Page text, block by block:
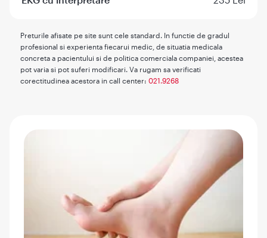
Preturile afisate pe site sunt cele standard. In functie de gradul
profesional si experienta fiecarui medic, de situatia medicala
concreta a pacientului si de politica comerciala companiei, acestea
pot varia si pot suferi modificari. Va rugam sa verificati
corectitudinea acestora in call center: 021.9268